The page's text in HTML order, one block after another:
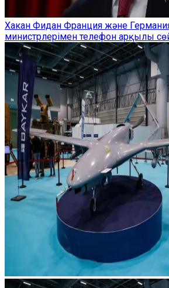
Хакан Фидан Франция және
министрлерімен телефон арқылы